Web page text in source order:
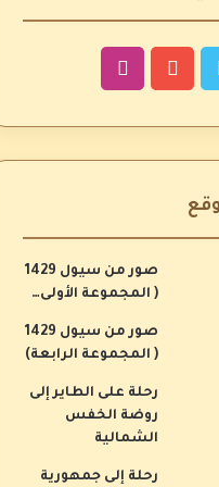
يوتيوب
صور من سيول 1429
( المجموعة الأولى…
صور من سيول 1429
( المجموعة الرابعة)
رحلة على الطاير إلى
روضة الخفس
الشمالية
رحلة إلى جمهورية